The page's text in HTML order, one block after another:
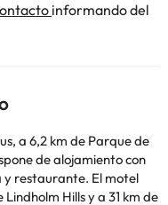
informando del
a 6,2 km de Parque de
de alojamiento con
restaurante. El motel
Hills y a 31 km de